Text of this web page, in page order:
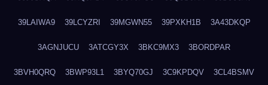
39LAIWA9 39LCYZRI 39MGWN55 39PXKH1B 3A43DKQP
3AGNJUCU 3ATCGY3X 3BKC9MX3 3BORDPAR
3BVH0QRQ 3BWP93L1 3BYQ70GJ 3C9KPDQV 3CL4BSMV